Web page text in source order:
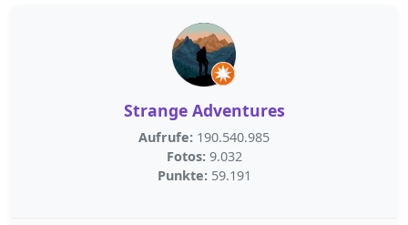
Strange Adventures
Aufrufe: 190.540.985
Fotos: 9.032
Punkte: 59.191